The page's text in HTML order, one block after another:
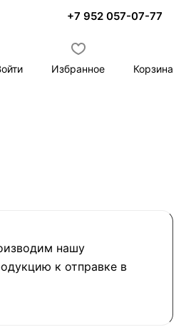
+7 952 057-07-77
Избранное Корзина
нашу
к отправке в